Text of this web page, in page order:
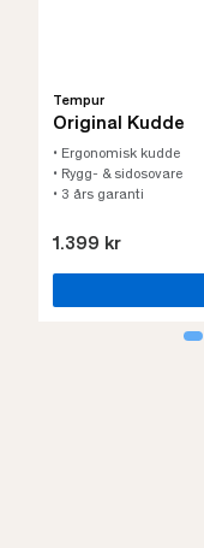
Tempur
Original Kudde
• Ergonomisk kudde
• Rygg- & sidosovare
• 3 års garanti
1.399 kr